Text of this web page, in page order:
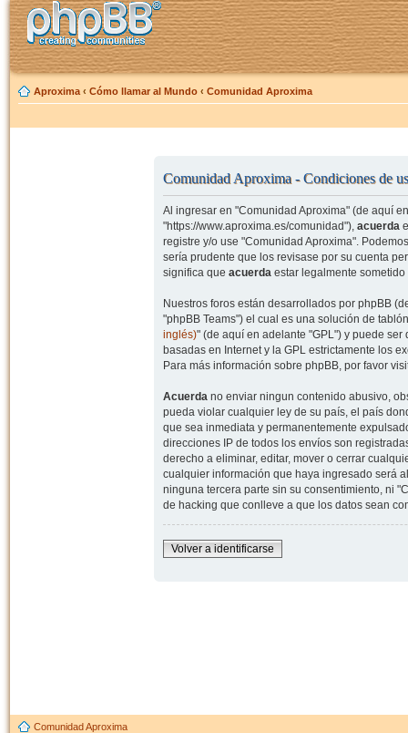
Aproxima ‹ Cómo llamar al Mundo ‹ Comunidad Aproxima
Comunidad Aproxima - Condiciones de
Al ingresar en "Comunidad Aproxima" (de aquí
"https://www.aproxima.es/comunidad"), acuerda
registre y/o use "Comunidad Aproxima".
sería prudente que los revisase por su cuenta
significa que acuerdaestar legalmente sometido
Nuestros foros están desarrollados por phpBB
"phpBB Teams") el cual es una solución de
inglés)" (de aquí en adelante "GPL") y puede
basadas en Internet y la GPL estrictamente los
Para más información sobre phpBB, por favor
Acuerdano enviar ningun contenido abusivo,
pueda violar cualquier ley de su país, el país
que sea inmediata y permanentemente
direcciones IP de todos los envíos son
derecho a eliminar, editar, mover o cerrar
cualquier información que haya ingresado será
ninguna tercera parte sin su consentimiento, ni
de hacking que conlleve a que los datos sean
Volver a identificarse
Comunidad Aproxima